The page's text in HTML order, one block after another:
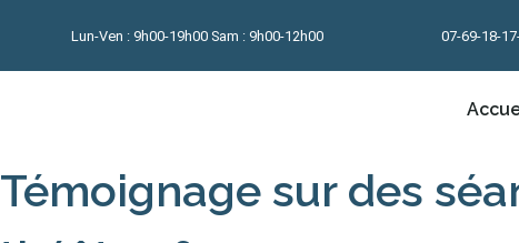
Lun-Ven : 9h00-19h00 Sam : 9h00-12h00 07-69-18-
Témoignage sur des